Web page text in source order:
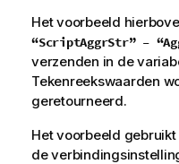
Het voorbeeld
“ScriptAggrStr” –
verzenden in de
Tekenreekswaarden
geretourneerd.
Het voorbeeld
de